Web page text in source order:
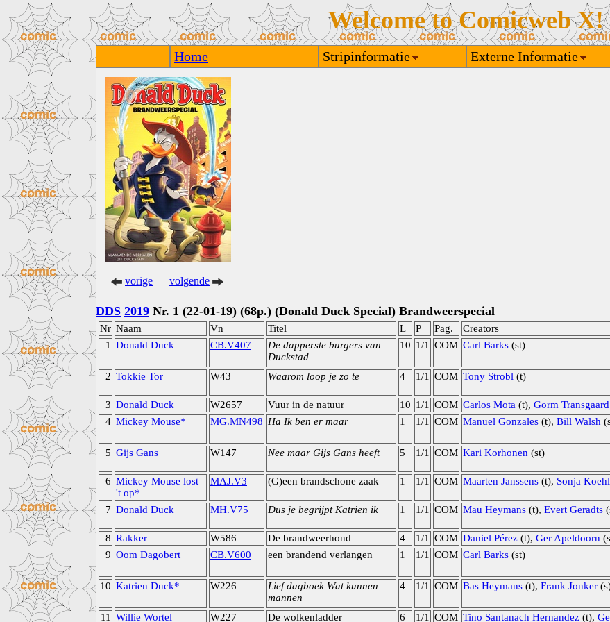
Welcome to Comicweb X!
Home Stripinformatie Externe Informatie
vorige volgende
DDS 2019 Nr. 1 (22-01-19) (68p.) (Donald Duck Special) Brandweerspecial
Nr Naam Vn Titel L P Pag. Creators
1
Donald Duck CB.V407
De dapperste burgers van
Duckstad
10 1/1 COM Carl Barks (st)
2 Tokkie Tor W43 Waarom loop je zo te 4 1/1 COM Tony Strobl (t)
3 Donald Duck W2657 Vuur in de natuur 10 1/1 COM Carlos Mota (t), Gorm Transgaard
4 Mickey Mouse* MG.MN498 Ha Ik ben er maar 1 1/1 COM Manuel Gonzales (t), Bill Walsh
5 Gijs Gans W147 Nee maar Gijs Gans heeft 5 1/1 COM Kari Korhonen (st)
6 Mickey Mouse lost
't op*
MAJ.V3 (G)een brandschone zaak 1 1/1 COM Maarten Janssens (t), Sonja Koehl
7 Donald Duck MH.V75 Dus je begrijpt Katrien ik 1 1/1 COM Mau Heymans (t), Evert Geradts
8 Rakker W586 De brandweerhond 4 1/1 COM Daniel Pérez (t), Ger Apeldoorn
9 Oom Dagobert CB.V600 een brandend verlangen 1 1/1 COM Carl Barks (st)
10 Katrien Duck* W226
Lief dagboek Wat kunnen
mannen
4 1/1 COM Bas Heymans (t), Frank Jonker
11 Willie Wortel W227 De wolkenladder 6 1/1 COM Tino Santanach Hernandez (t),